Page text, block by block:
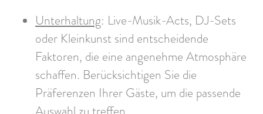
Unterhaltung: Live-Musik-Acts, DJ-Sets
oder Kleinkunst sind entscheidende
Faktoren, die eine angenehme Atmosphäre
schaffen. Berücksichtigen Sie die
Präferenzen Ihrer Gäste, um die passende